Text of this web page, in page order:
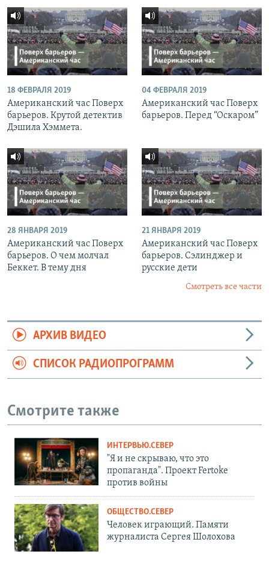
18 ФЕВРАЛЯ 2019
Американский час Поверх
барьеров. Крутой детектив
Дэшила Хэммета.
04 ФЕВРАЛЯ 2019
Американский час Поверх
барьеров. Перед “Оскаром”
28 ЯНВАРЯ 2019
Американский час Поверх
барьеров. О чем молчал
Беккет. В тему дня
21 ЯНВАРЯ 2019
Американский час Поверх
барьеров. Сэлинджер и
русские дети
Смотреть все части
АРХИВ ВИДЕО
СПИСОК РАДИОПРОГРАММ
Смотрите также
ИНТЕРВЬЮ.СЕВЕР
"Я и не скрываю, что это
пропаганда". Проект Fertoke
против войны
ОБЩЕСТВО.СЕВЕР
Человек играющий. Памяти
журналиста Сергея Шолохова